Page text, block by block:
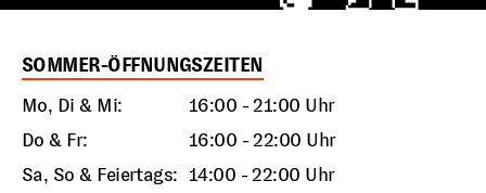
SOMMER-ÖFFNUNGSZEITEN
Mo, Di & Mi:
16:00 - 21:00 Uhr
Do & Fr:
16:00 - 22:00 Uhr
Sa, So & Feiertags: 14:00 - 22:00 Uhr